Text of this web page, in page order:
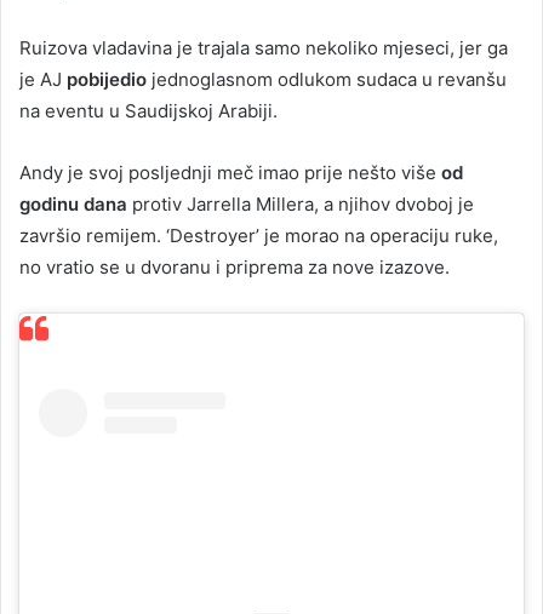
Ruizova vladavina je trajala samo nekoliko mjeseci, jer ga
je AJ pobijedio jednoglasnom odlukom sudaca u revanšu
na eventu u Saudijskoj Arabiji.
Andy je svoj posljednji meč imao prije nešto više od
godinu dana protiv Jarrella Millera, a njihov dvoboj je
završio remijem. ‘Destroyer’ je morao na operaciju ruke,
no vratio se u dvoranu i priprema za nove izazove.